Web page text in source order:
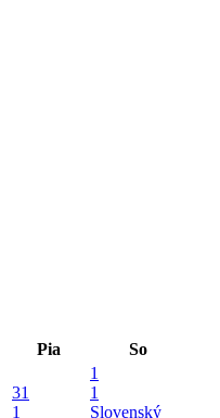
Pia So
31
1
1
1
Slovenský